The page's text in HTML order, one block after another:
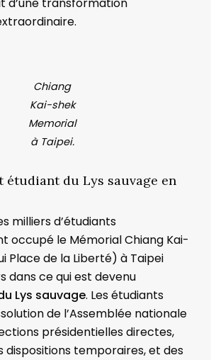
Chiang
Kai-shek
Memorial
à Taipei.
étudiant du Lys sauvage en
milliers d’étudiants
occupé le Mémorial Chiang Kai-
Place de la Liberté) à Taipei
dans ce qui est devenu
Lys sauvage. Les étudiants
de l’Assemblée nationale
présidentielles directes,
dispositions temporaires, et des